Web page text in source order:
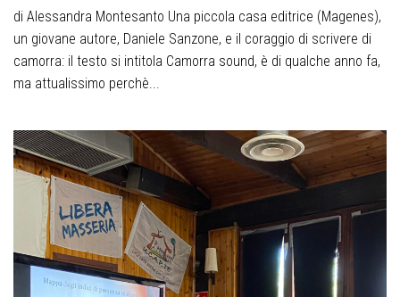
di Alessandra Montesanto Una piccola casa editrice (Magenes),
un giovane autore, Daniele Sanzone, e il coraggio di scrivere di
camorra: il testo si intitola Camorra sound, è di qualche anno fa,
ma attualissimo perchè...